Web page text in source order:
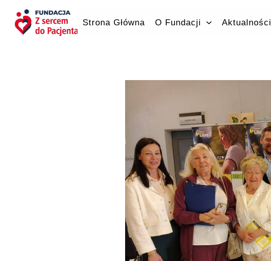
treści
Strona Główna O Fundacji Aktualności